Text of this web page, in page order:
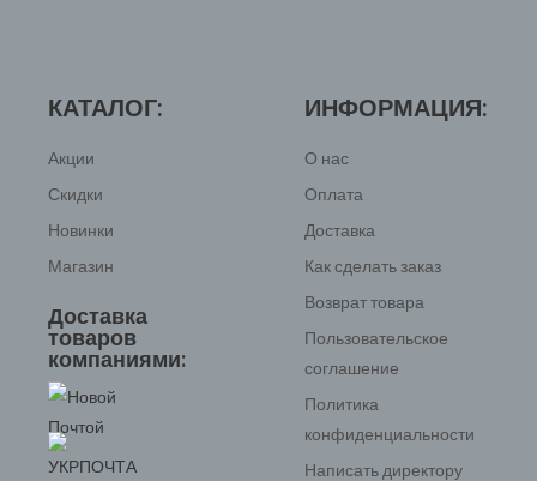
КАТАЛОГ:
Акции
Скидки
Новинки
Магазин
Доставка
товаров
компаниями:
ИНФОРМАЦИЯ:
О нас
Оплата
Доставка
Как сделать заказ
Возврат товара
Пользовательское
соглашение
Политика
конфиденциальности
Написать директору